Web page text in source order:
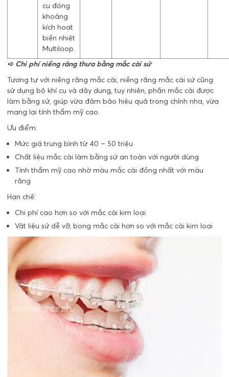
cụ đóng
khoảng
kích hoạt
biền nhiệt
Multiloop.
➪ Chi phí niềng răng thưa bằng mắc cài sứ
Tương tự với niềng răng mắc cài, niềng răng mắc cài sứ cũng
sử dụng bộ khí cụ và dây dung, tuy nhiên, phần mắc cài được
làm bằng sứ, giúp vừa đảm bảo hiệu quả trong chỉnh nha, vừa
mang lại tính thẩm mỹ cao.
Ưu điểm:
Mức giá trung bình từ 40 – 50 triệu
Chất liệu mắc cài làm bằng sứ an toàn với người dùng
Tính thẩm mỹ cao nhờ màu mắc cài đồng nhất với màu
răng
Hạn chế:
Chi phí cao hơn so với mắc cài kim loại
Vật liệu sứ dễ vỡ, bong mắc cài hơn so với mắc cài kim loại